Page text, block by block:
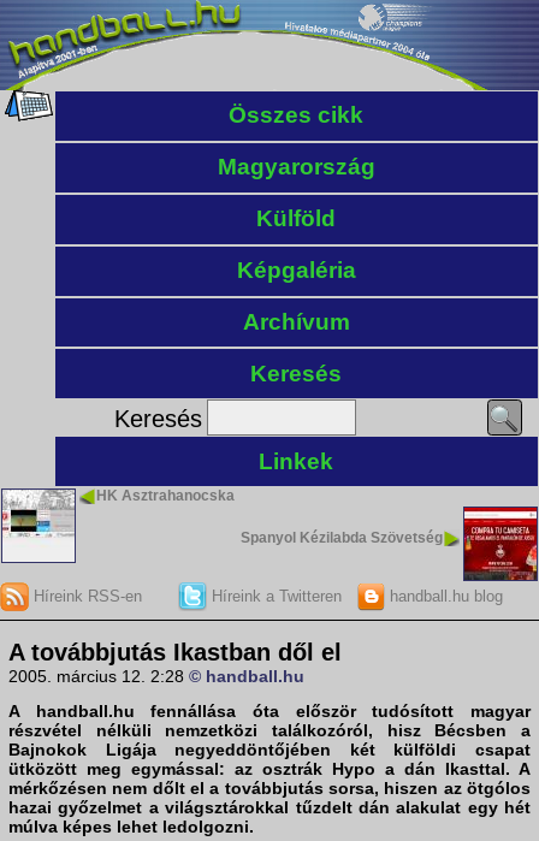
Összes cikk
Magyarország
Külföld
Képgaléria
Archívum
Keresés
Keresés
Linkek
HK Asztrahanocska
Spanyol Kézilabda Szövetség
Híreink RSS-en Híreink a Twitteren handball.hu blog
A továbbjutás Ikastban dől el
2005. március 12. 2:28 © handball.hu
A handball.hu fennállása óta először tudósított magyar
részvétel nélküli nemzetközi találkozóról, hisz Bécsben a
Bajnokok Ligája negyeddöntőjében két külföldi csapat
ütközött meg egymással: az osztrák Hypo a dán Ikasttal. A
mérkőzésen nem dőlt el a továbbjutás sorsa, hiszen az ötgólos
hazai győzelmet a világsztárokkal tűzdelt dán alakulat egy hét
múlva képes lehet ledolgozni.